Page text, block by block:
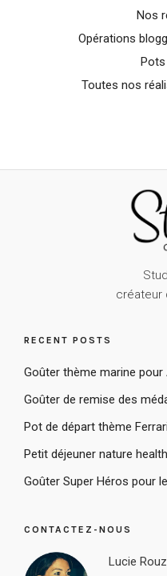
Nos
Opérations
Toutes nos
créateur
RECENT POSTS
Goûter thème marine pour
Goûter de remise des
Pot de départ thème
Petit déjeuner nature
Goûter Super Héros pour
CONTACTEZ-NOUS
Lucie